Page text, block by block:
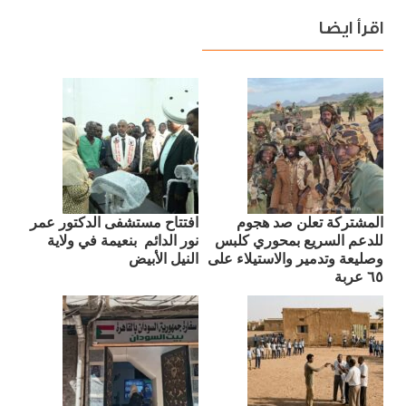
اقرأ ايضا
المشتركة تعلن صد هجوم
للدعم السريع بمحوري كلبس
وصليعة وتدمير والاستيلاء على
٦٥ عربة
افتتاح مستشفى الدكتور عمر
نور الدائم بنعيمة في ولاية
النيل الأبيض